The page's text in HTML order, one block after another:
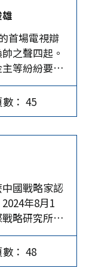
變革、嶄新
，而第一步
岸田在任天
期1-2年，甚
顧此失彼，
年10月成立
政策調整。
定從2023年
不樂見的。
鮮徵用工問
統尹錫悅建立
樣極端親美
，情形會改
齬，像這次
相同，表示
首場電視辯
之聲四起。
等紛紛要求
逾三周後，
總統卡瑪拉
麗接棒。 現
景 哈里斯
盛頓特區歷
數： 45
中國戰略家認
年8月1
略研究所所
（下稱該論
應是中國
會在《外交
數： 48